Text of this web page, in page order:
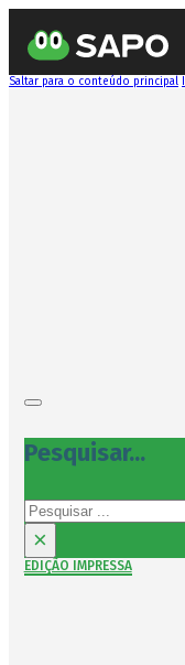
Saltar para o conteúdo principal
Pesquisar...
Pesquisar
×
EDIÇÃO IMPRESSA